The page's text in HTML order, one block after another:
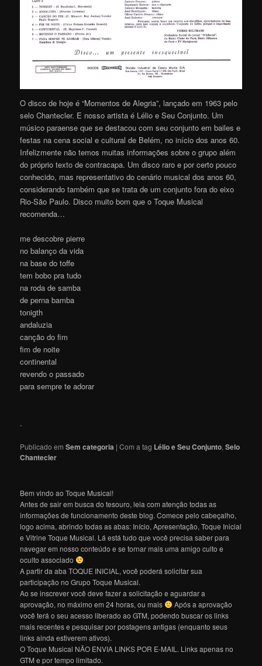
O disco de hoje é “Momentos de Alegria”, lançado em 1963 pelo
selo Chantecler. E nosso artista é Lélio e Seu Conjunto. Um
músico paraense que se destacou com seu conjunto em bailes e
festas na cena social e cultural de Belém, no início dos anos 60.
Infelizmente não temos muitas informações sobre o grupo além
do próprio texto de contracapa. Um disco raro e por certo pouco
conhecido, mas representativo do cenário musical dos anos 60,
considerando também que se trata de um conjunto fora do eixo
Rio-São Paulo. Disco muito bom que o Toque Musical
recomenda…
me descobre pierre
no balanço da vida
na base do toffe
tem bobo pra tudo
na roda de samba
de perna bamba
tonigth
andaluzia
canção do fim
fim de noite
continental
revendo o passado
para sempre te adorar
.
Publicado em Sem categoria |Com a tag Lélio e Seu Conjunto,Selo
Chantecler
Bem vindo ao Toque Musical!
Antes de sair em busca do tesouro, leia com atenção todas as
informações de funcionamento deste blog. Comece pelo cabeçalho,
logo acima, abrindo todas as abas: Início, Apresentação, Toque Inicial
e Vitrine Toque Musical. Lá está tudo que você precisa saber para
navegar em nosso conteúdo e se tornar mais uma amigo culto e
oculto associado
A partir da aba TOQUE INICIAL, você poderá solicitar sua
participação no Grupo Toque Musical.
Ao se inscrever você deve fazer a solicitação e aguardar a
aprovação, no máximo em 24 horas, ou mais
Após a aprovação
você terá o seu acesso liberado ao GTM, podendo buscar os links
mais recentes e pesquisar por postagens antigas (enquanto seus
links ainda estiverem ativos).
O Toque Musical NÃO ENVIA LINKS POR E-MAIL. Links apenas no
GTM e por tempo limitado.